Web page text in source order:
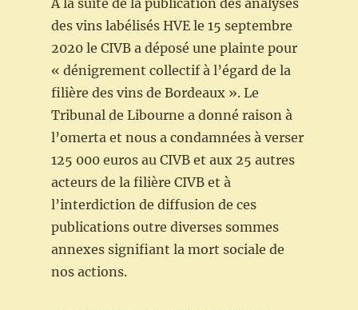
À la suite de la publication des analyses
des vins labélisés HVE le 15 septembre
2020 le CIVB a déposé une plainte pour
« dénigrement collectif à l’égard de la
filière des vins de Bordeaux ». Le
Tribunal de Libourne a donné raison à
l’omerta et nous a condamnées à verser
125 000 euros au CIVB et aux 25 autres
acteurs de la filière CIVB et à
l’interdiction de diffusion de ces
publications outre diverses sommes
annexes signifiant la mort sociale de
nos actions.